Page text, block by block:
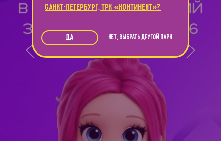
САНКТ-ПЕТЕРБУРГ, ТРК «КОНТИНЕНТ»?
ДА НЕТ, ВЫБРАТЬ ДРУГОЙ ПАРК